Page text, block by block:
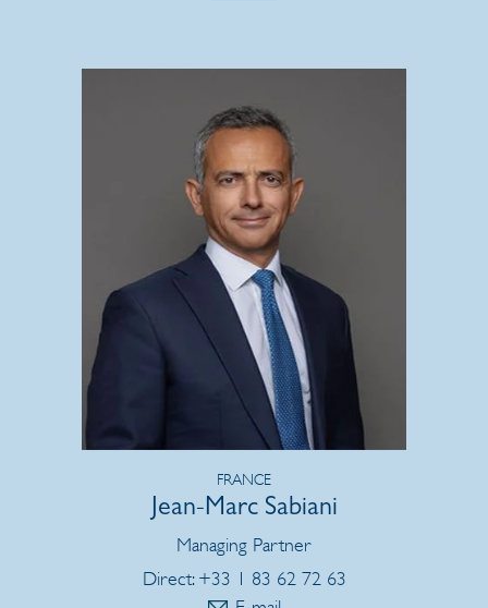
FRANCE
Jean-Marc Sabiani
Managing Partner
Direct: +33 1 83 62 72 63